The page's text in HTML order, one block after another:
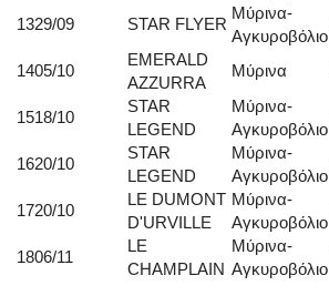
1329/09 STAR FLYER
Μύρινα-
Αγκυροβόλιο
1405/10
EMERALD
AZZURRA
Μύρινα
1518/10
STAR
LEGEND
Μύρινα-
Αγκυροβόλιο
1620/10
STAR
LEGEND
Μύρινα-
Αγκυροβόλιο
1720/10
LE DUMONT
D'URVILLE
Μύρινα-
Αγκυροβόλιο
1806/11
LE
CHAMPLAIN
Μύρινα-
Αγκυροβόλιο